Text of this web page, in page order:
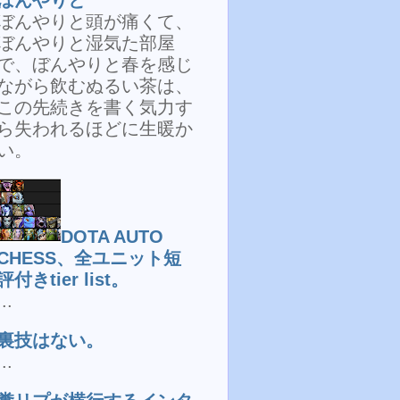
んやりと頭が痛くて、
んやりと湿気た部屋
、ぼんやりと春を感じ
がら飲むぬるい茶は、
の先続きを書く気力す
失われるほどに生暖か
。
DOTA AUTO
、全ユニット短
付きtier list。
技はない。